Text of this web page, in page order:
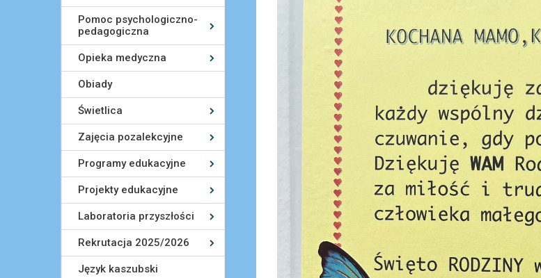
Pomoc psychologiczno-
pedagogiczna
Opieka medyczna
Obiady
Świetlica
Zajęcia pozalekcyjne
Programy edukacyjne
Projekty edukacyjne
Laboratoria przyszłości
Rekrutacja 2025/2026
Język kaszubski